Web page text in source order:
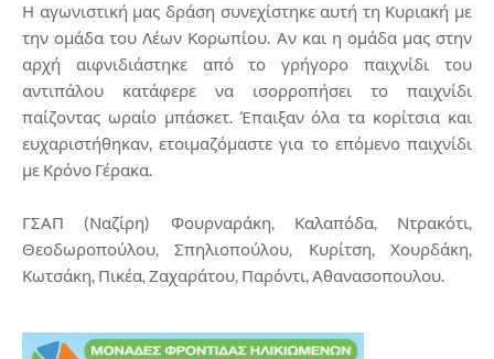
Η αγωνιστική μας δράση συνεχίστηκε αυτή τη Κυριακή με
την ομάδα του Λέων Κορωπίου. Αν και η ομάδα μας στην
αρχή αιφνιδιάστηκε από το γρήγορο παιχνίδι του
αντιπάλου κατάφερε να ισορροπήσει το παιχνίδι
παίζοντας ωραίο μπάσκετ. Έπαιξαν όλα τα κορίτσια και
ευχαριστήθηκαν, ετοιμαζόμαστε για το επόμενο παιχνίδι
με Κρόνο Γέρακα.
ΓΣΑΠ (Ναζίρη) Φουρναράκη, Καλαπόδα, Ντρακότι,
Θεοδωροπούλου, Σπηλιοπούλου, Κυρίτση, Χουρδάκη,
Κωτσάκη, Πικέα, Ζαχαράτου, Παρόντι, Αθανασοπουλου.